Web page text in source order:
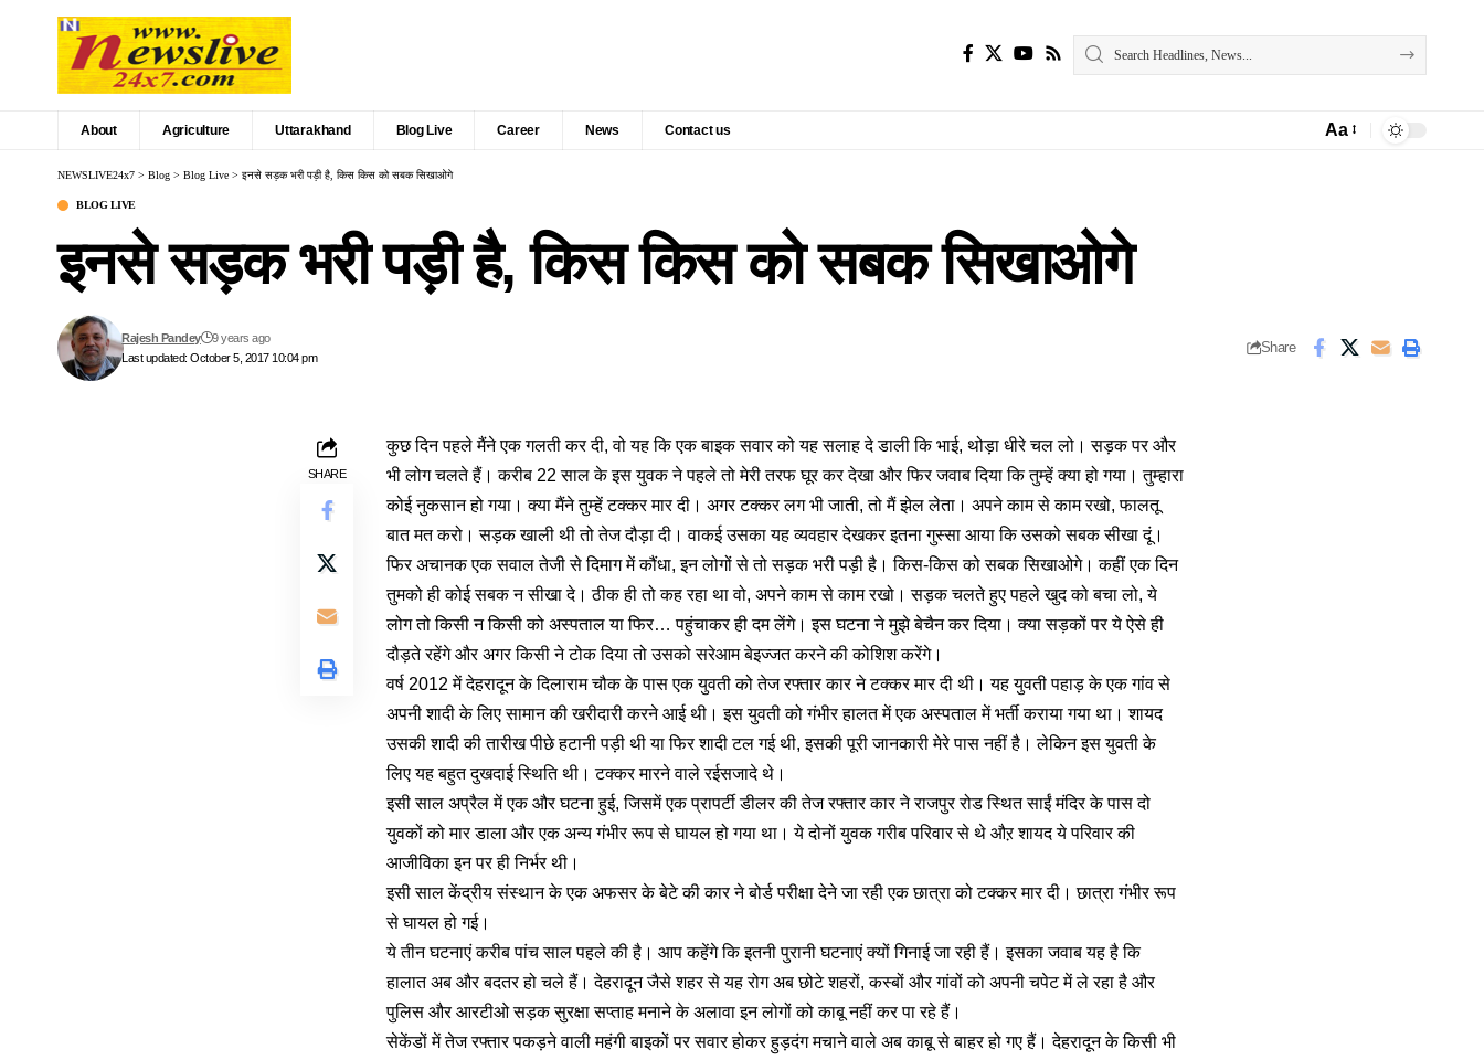
About Agriculture Uttarakhand Blog Live Career News Contact us Aa
NEWSLIVE24x7 > Blog > Blog Live > इनसे सड़क भरी पड़ी है, किस किस को सबक सिखाओगे
BLOG LIVE
इनसे सड़क भरी पड़ी है, किस किस को सबक सिखाओगे
Last updated: October 5, 2017 10:04 pm
Rajesh Pandey 9 years ago
Share
SHARE
कुछ दिन पहले मैंने एक गलती कर दी, वो यह कि एक बाइक सवार को यह सलाह दे डाली कि भाई, थोड़ा धीरे चल लो। सड़क पर और
भी लोग चलते हैं। करीब 22 साल के इस युवक ने पहले तो मेरी तरफ घूर कर देखा और फिर जवाब दिया कि तुम्हें क्या हो गया। तुम्हारा
कोई नुकसान हो गया। क्या मैंने तुम्हें टक्कर मार दी। अगर टक्कर लग भी जाती, तो मैं झेल लेता। अपने काम से काम रखो, फालतू
बात मत करो। सड़क खाली थी तो तेज दौड़ा दी। वाकई उसका यह व्यवहार देखकर इतना गुस्सा आया कि उसको सबक सीखा दूं।
फिर अचानक एक सवाल तेजी से दिमाग में कौंधा, इन लोगों से तो सड़क भरी पड़ी है। किस-किस को सबक सिखाओगे। कहीं एक दिन
तुमको ही कोई सबक न सीखा दे। ठीक ही तो कह रहा था वो, अपने काम से काम रखो। सड़क चलते हुए पहले खुद को बचा लो, ये
लोग तो किसी न किसी को अस्पताल या फिर… पहुंचाकर ही दम लेंगे। इस घटना ने मुझे बेचैन कर दिया। क्या सड़कों पर ये ऐसे ही
दौड़ते रहेंगे और अगर किसी ने टोक दिया तो उसको सरेआम बेइज्जत करने की कोशिश करेंगे।
वर्ष 2012 में देहरादून के दिलाराम चौक के पास एक युवती को तेज रफ्तार कार ने टक्कर मार दी थी। यह युवती पहाड़ के एक गांव से
अपनी शादी के लिए सामान की खरीदारी करने आई थी। इस युवती को गंभीर हालत में एक अस्पताल में भर्ती कराया गया था। शायद
उसकी शादी की तारीख पीछे हटानी पड़ी थी या फिर शादी टल गई थी, इसकी पूरी जानकारी मेरे पास नहीं है। लेकिन इस युवती के
लिए यह बहुत दुखदाई स्थिति थी। टक्कर मारने वाले रईसजादे थे।
इसी साल अप्रैल में एक और घटना हुई, जिसमें एक प्रापर्टी डीलर की तेज रफ्तार कार ने राजपुर रोड स्थित साईं मंदिर के पास दो
युवकों को मार डाला और एक अन्य गंभीर रूप से घायल हो गया था। ये दोनों युवक गरीब परिवार से थे औऱ शायद ये परिवार की
आजीविका इन पर ही निर्भर थी।
इसी साल केंद्रीय संस्थान के एक अफसर के बेटे की कार ने बोर्ड परीक्षा देने जा रही एक छात्रा को टक्कर मार दी। छात्रा गंभीर रूप
से घायल हो गई।
ये तीन घटनाएं करीब पांच साल पहले की है। आप कहेंगे कि इतनी पुरानी घटनाएं क्यों गिनाई जा रही हैं। इसका जवाब यह है कि
हालात अब और बदतर हो चले हैं। देहरादून जैसे शहर से यह रोग अब छोटे शहरों, कस्बों और गांवों को अपनी चपेट में ले रहा है और
पुलिस और आरटीओ सड़क सुरक्षा सप्ताह मनाने के अलावा इन लोगों को काबू नहीं कर पा रहे हैं।
सेकेंडों में तेज रफ्तार पकड़ने वाली महंगी बाइकों पर सवार होकर हुड़दंग मचाने वाले अब काबू से बाहर हो गए हैं। देहरादून के किसी भी